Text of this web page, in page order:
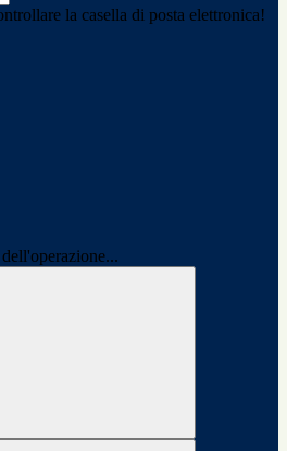
la casella di posta elettronica!